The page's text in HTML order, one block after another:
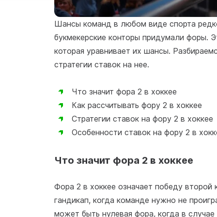
Шансы команд в любом виде спорта
букмекерские конторы придумали форы.
которая уравнивает их шансы.
стратегии ставок на нее.
Что значит фора 2 в хоккее
Как рассчитывать фору 2 в хоккее
Стратегии ставок на фору 2 в хоккее
Особенности ставок на фору 2 в
Что значит фора 2 в хоккее
Фора 2 в хоккее означает победу
гандикап, когда команде нужно не
может быть нулевая фора, когда в